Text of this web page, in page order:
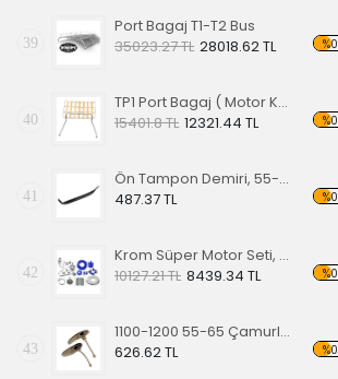
39
Port Bagaj T1-T2 Bus
35023.27 TL 28018.62 TL %0
40
TP1 Port Bagaj ( Motor Kaput Üstü )
15401.8 TL 12321.44 TL %0
41
Ön Tampon Demiri, 55-67 EA
487.37 TL
%0
42
Krom Süper Motor Seti, Mavi
10127.21 TL 8439.34 TL %0
43
1100-1200 55-65 Çamurluk Sinyali Alt Lastiği Takımı
626.62 TL
%0